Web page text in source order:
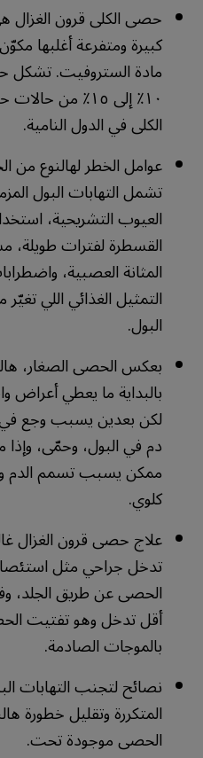
حصى الكلى قرون الغزال
كبيرة ومتفرعة أغلبها
مادة الستروفيت. تشكل
١٠٪ إلى ١٥٪ من
الكلى في الدول النامية.
عوامل الخطر لهالنوع من
تشمل التهابات البول
العيوب التشريحية،
القسطرة لفترات طويلة،
المثانة العصبية،
التمثيل الغذائي اللي
البول.
بعكس الحصى الصغار،
بالبداية ما يعطي أعراض
لكن بعدين يسبب وجع
دم في البول، وحمّى، وإذا
ممكن يسبب تسمم
كلوي.
علاج حصى قرون الغزال
تدخل جراحي مثل
الحصى عن طريق الجلد،
أقل تدخل وهو تفتيت
بالموجات الصادمة.
نصائح لتجنب التهابات
المتكررة وتقليل خطورة
الحصى موجودة تحت.